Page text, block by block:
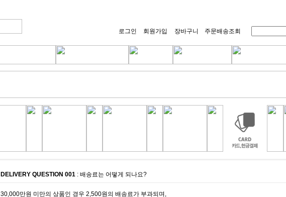
로그인 회원가입 장바구니 주문배송조회
DELIVERY QUESTION 001: 배송료는 어떻게 되나요?
30,000만원 미만의 상품인 경우 2,500원의 배송료가 부과되며,